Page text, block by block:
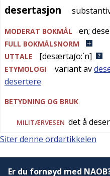
desertasjon
desertasjon
MODERAT BOKMÅL en;
FULL BOKMÅLSNORM
UTTALE
[desærtaʃo:´n]
ETYMOLOGI variant av
desertere
BETYDNING OG BRUK
MILITÆRVESEN det å
Siter denne ordartikkelen
Er du fornøyd med